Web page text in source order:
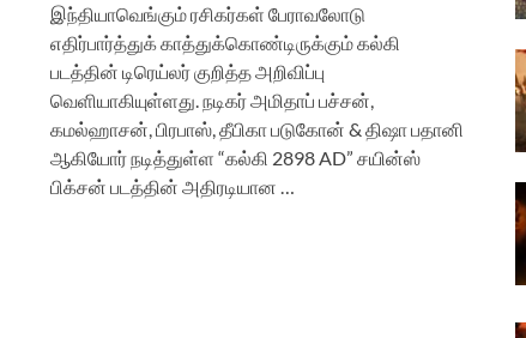
இந்தியாவெங்கும் ரசிகர்கள் பேராவலோடு
எதிர்பார்த்துக் காத்துக்கொண்டிருக்கும் கல்கி
படத்தின் டிரெய்லர் குறித்த அறிவிப்பு
வெளியாகியுள்ளது. நடிகர் அமிதாப் பச்சன்,
கமல்ஹாசன், பிரபாஸ், தீபிகா படுகோன் & திஷா பதானி
ஆகியோர் நடித்துள்ள “கல்கி 2898 AD” சயின்ஸ்
பிக்சன் படத்தின் அதிரடியான …